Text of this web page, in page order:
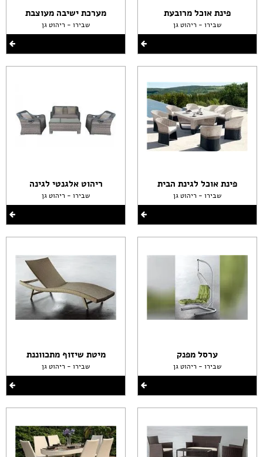
פינת אוכל מרובעת
שבירו - ריהוט גן
פינת אוכל לגינת הבית
שבירו - ריהוט גן
ערסל מפנק
שבירו - ריהוט גן
מערכת ישיבה מעוצבת
שבירו - ריהוט גן
ריהוט אלגנטי לגינה
שבירו - ריהוט גן
מיטת שיזוף מתכווננת
שבירו - ריהוט גן